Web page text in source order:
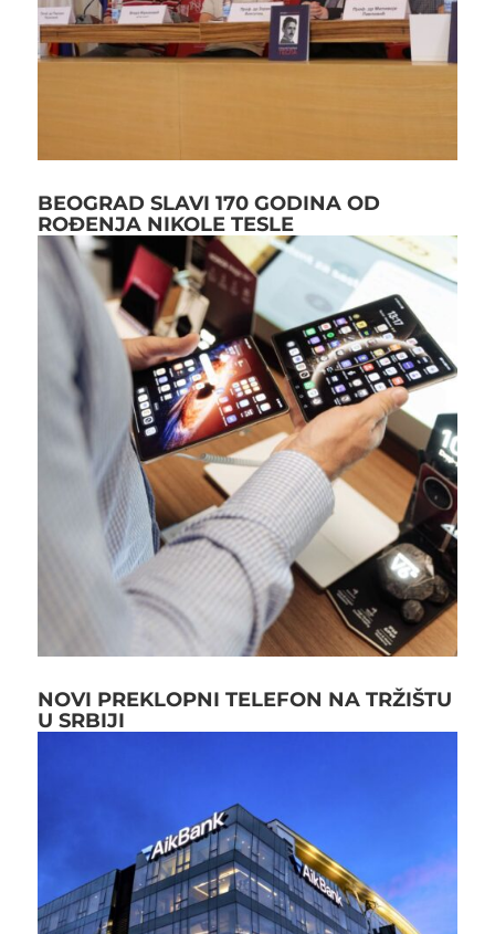
BEOGRAD SLAVI 170 GODINA OD
ROĐENJA NIKOLE TESLE
NOVI PREKLOPNI TELEFON NA TRŽIŠTU
U SRBIJI